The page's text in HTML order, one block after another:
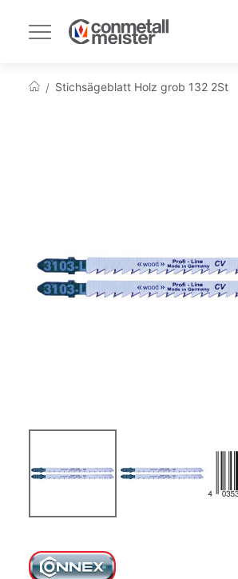
Navigation
umschalten
StartseiteStichsägeblatt Holz grob 132 2St
der
Bildgalerie